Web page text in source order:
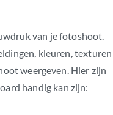
van je fotoshoot.
kleuren, texturen
weergeven. Hier zijn
handig kan zijn: